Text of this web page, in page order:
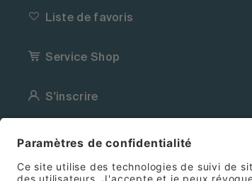
Liste de favoris
Service Shop
S'inscrire